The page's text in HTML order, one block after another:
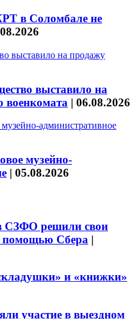
в Соломбале не
выставило на
военкомата | 06.08.2026
музейно-
| 05.08.2026
СЗФО решили свои
помощью Сбера |
и «книжки»
участие в выездном